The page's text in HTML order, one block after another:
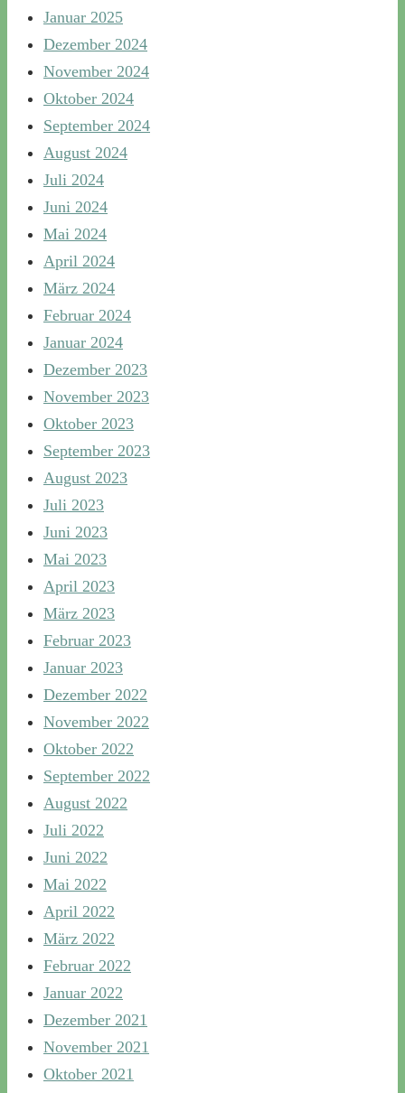
Januar 2025
Dezember 2024
November 2024
Oktober 2024
September 2024
August 2024
Juli 2024
Juni 2024
Mai 2024
April 2024
März 2024
Februar 2024
Januar 2024
Dezember 2023
November 2023
Oktober 2023
September 2023
August 2023
Juli 2023
Juni 2023
Mai 2023
April 2023
März 2023
Februar 2023
Januar 2023
Dezember 2022
November 2022
Oktober 2022
September 2022
August 2022
Juli 2022
Juni 2022
Mai 2022
April 2022
März 2022
Februar 2022
Januar 2022
Dezember 2021
November 2021
Oktober 2021